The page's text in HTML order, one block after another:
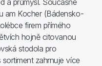
a průmysl. Současné
am Kocher (Bádensko-
firem přímého
hojně citovanou
stodola pro
zahrnuje více